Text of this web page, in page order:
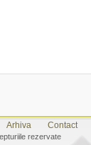
Arhiva Contact
rezervate